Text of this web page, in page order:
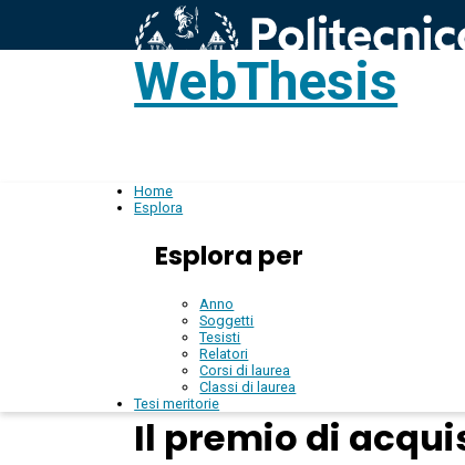
WebThesis
Home
Esplora
Esplora per
Anno
Soggetti
Tesisti
Relatori
Corsi di laurea
Classi di laurea
Tesi meritorie
Il premio di